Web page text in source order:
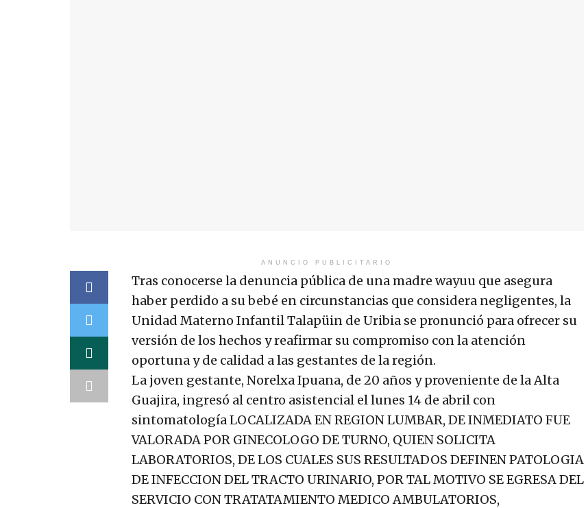
ANUNCIO PUBLICITARIO
Tras conocerse la denuncia pública de una madre wayuu que asegura
haber perdido a su bebé en circunstancias que considera negligentes, la
Unidad Materno Infantil Talapüin de Uribia se pronunció para ofrecer su
versión de los hechos y reafirmar su compromiso con la atención
oportuna y de calidad a las gestantes de la región.
La joven gestante, Norelxa Ipuana, de 20 años y proveniente de la Alta
Guajira, ingresó al centro asistencial el lunes 14 de abril con
sintomatología LOCALIZADA EN REGION LUMBAR, DE INMEDIATO FUE
VALORADA POR GINECOLOGO DE TURNO, QUIEN SOLICITA
LABORATORIOS, DE LOS CUALES SUS RESULTADOS DEFINEN PATOLOGIA
DE INFECCION DEL TRACTO URINARIO, POR TAL MOTIVO SE EGRESA DEL
SERVICIO CON TRATATAMIENTO MEDICO AMBULATORIOS,